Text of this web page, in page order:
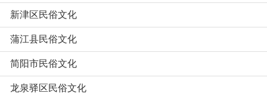
新津区民俗文化
蒲江县民俗文化
简阳市民俗文化
龙泉驿区民俗文化